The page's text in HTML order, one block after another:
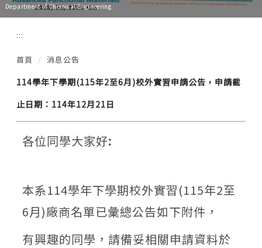
Department of Chemical Engineering
:::
首頁 消息公告
114學年下學期(115年2至6月)校外實習申請公告，申請截
止日期：114年12月21日
各位同學大家好:
本系114學年下學期校外實習(115年2至
6月)廠商名單已彙總公告如下附件，
有興趣的同學，請備妥相關申請資料於